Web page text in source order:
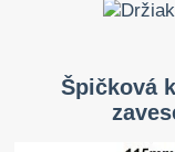
Špičková